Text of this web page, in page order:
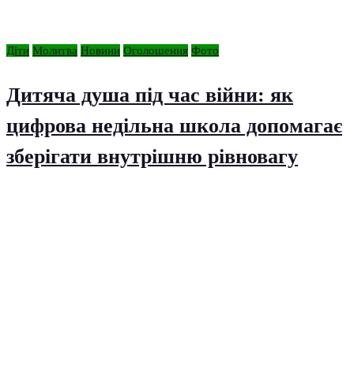
Діти Молитва Новини Оголошення Фото
Дитяча душа під час війни: як
цифрова недільна школа допомагає
зберігати внутрішню рівновагу